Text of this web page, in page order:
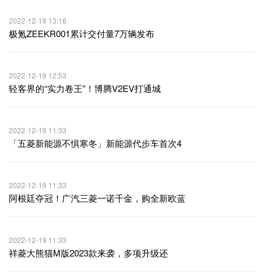
2022-12-19 13:16
极氪ZEEKR001累计交付量7万辆发布
2022-12-19 12:53
轻客界的“实力卷王”！博腾V2EV打通城
2022-12-19 11:33
「五菱新能源不惧寒冬」新能源代步车首次4
2022-12-19 11:33
阿根廷夺冠！广汽三菱一诺千金，购全新欧蓝
2022-12-19 11:33
祥菱大熊猫M版2023款来袭，多项升级还